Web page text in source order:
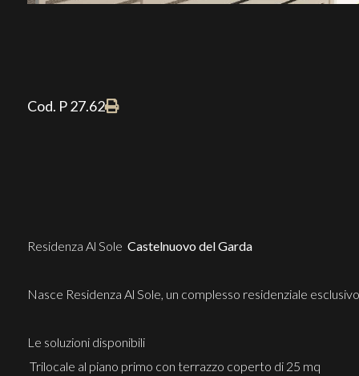
Cod. P 27.62
Residenza Al Sole  Castelnuovo del Garda
Nasce Residenza Al Sole, un complesso residenziale
Le soluzioni disponibili
 Trilocale al piano primo con terrazzo coperto di 25 mq